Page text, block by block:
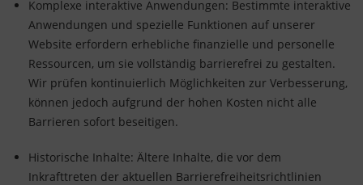
Komplexe interaktive Anwendungen: Bestimmte interaktive
Anwendungen und spezielle Funktionen auf unserer
Website erfordern erhebliche finanzielle und personelle
Ressourcen, um sie vollständig barrierefrei zu gestalten.
Wir prüfen kontinuierlich Möglichkeiten zur Verbesserung,
können jedoch aufgrund der hohen Kosten nicht alle
Barrieren sofort beseitigen.
Historische Inhalte: Ältere Inhalte, die vor dem
Inkrafttreten der aktuellen Barrierefreiheitsrichtlinien